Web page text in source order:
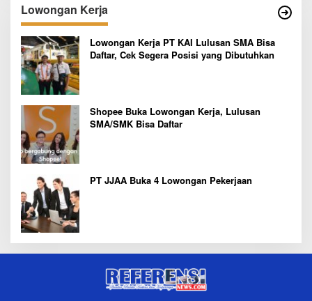
Lowongan Kerja
Lowongan Kerja PT KAI Lulusan SMA Bisa
Daftar, Cek Segera Posisi yang Dibutuhkan
Shopee Buka Lowongan Kerja, Lulusan
SMA/SMK Bisa Daftar
PT JJAA Buka 4 Lowongan Pekerjaan